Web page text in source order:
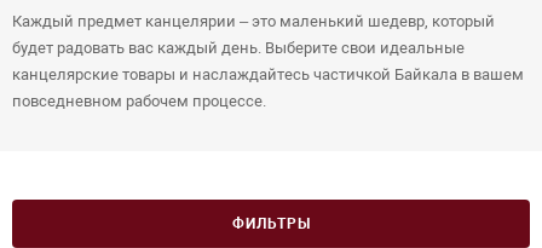
Каждый предмет канцелярии – это маленький шедевр, который
будет радовать вас каждый день. Выберите свои идеальные
канцелярские товары и наслаждайтесь частичкой Байкала в вашем
повседневном рабочем процессе.
ФИЛЬТРЫ